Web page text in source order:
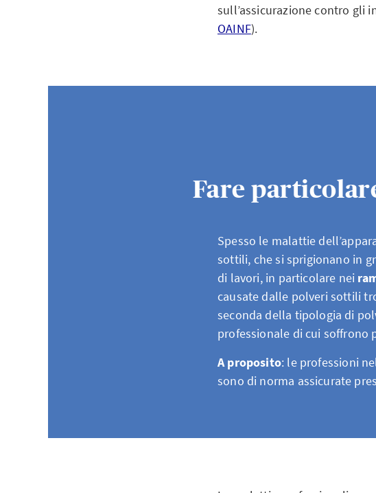
sull’assicurazione contro gli
OAINF).
Fare
Spesso le malattie
sottili, che si sprigionano in
di lavori, in particolare nei
causate dalle polveri sottili
seconda della tipologia di
professionale di cui soffrono
A proposito: le professioni
sono di norma assicurate